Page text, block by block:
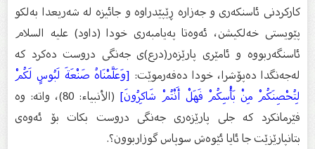
كاركردنی ئاسنكەری و جەزارە ڕێپێدراوە و جائیزە لە شەریعدا بەلكو
پێویستی خەلكیشن، ئەوەتا پەیامبەری خودا (داود) علیه السلام
ئاسنگەربووە و ئامێری پارێزەر(درع)ی جەنگی دروست دەكرد كە
لەجەنگدا دەپۆشرا، خودا دەفەرموێت:[وَعَلَّمْنَاهُ صَنْعَةَ لَبُوسٍ لَكُمْ
لِتُحْصِنَكُمْ مِنْ بَأْسِكُمْ فَهَلْ أَنْتُمْ شَاكِرُونَ]
(الأنبياء: 80)، واتە: وە
فێرمانكرد كە جلی پارێزەری جەنگی دروست بكات بۆ ئەوەی
بتانپارێزێت جا ئایا ئێوەش سوپاس گوزاربوون؟.